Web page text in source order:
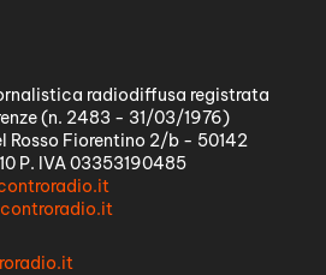
radiodiffusa registrata
(n. 2483 - 31/03/1976)
Rosso Fiorentino 2/b - 50142
P. IVA 03353190485